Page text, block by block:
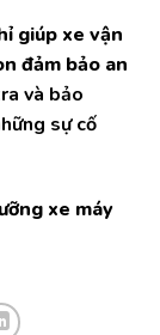
giúp xe vận
đảm bảo an
và bảo
sự cố
xe máy